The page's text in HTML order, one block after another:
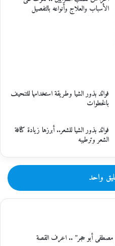
الأسباب والعلاج وأنواعه بالتفصيل
فوائد بذور الشيا وطريقة استخدامها للتنحيف
بالخطوات
فوائد بذور الشيا للشعر.. أبرزها زيادة كثافة
الشعر وترطيبه
واحد
أبو حجر” .. اعرف القصة